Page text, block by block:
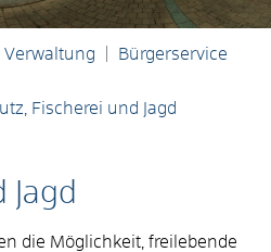
Verwaltung
Bürgerservice
Fischerei und Jagd
Jagd
die Möglichkeit, freilebende